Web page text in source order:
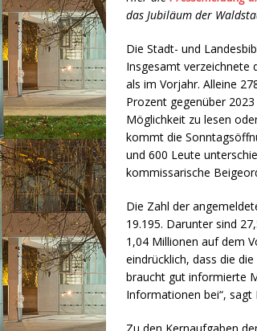
das Jubiläum der
Die Stadt- und
Insgesamt verzeichnete
als im Vorjahr. Alleine
Prozent gegenüber
Möglichkeit zu lesen
kommt die
und 600 Leute
kommissarische
Die Zahl der
19.195. Darunter sind
1,04 Millionen auf dem
eindrücklich, dass die
braucht gut informierte
Informationen bei“,